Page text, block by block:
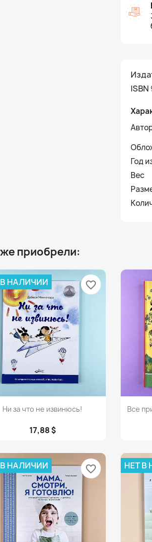
ISBN
Год
Вес
приобрели:
Просмотр
Ни за что не извинюсь!
17,88 $
НАЛИЧИИ favorite_border
Все
НАЛИЧИИ favorite_border НЕТ В